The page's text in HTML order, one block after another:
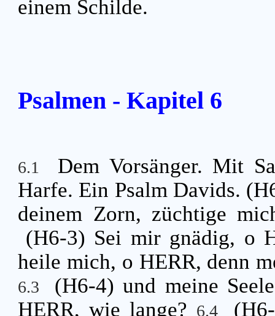
einem Schilde.
Psalmen - Kapitel 6
6.1
Dem Vorsänger. Mit
Harfe. Ein Psalm Davids.
deinem Zorn, züchtige
(H6-3) Sei mir gnädig, o
heile mich, o HERR, denn
6.3
(H6-4) und meine
HERR, wie lange? 6.4